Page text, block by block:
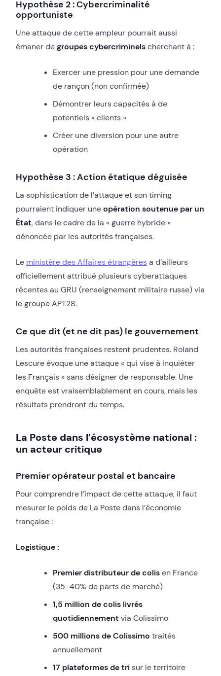
Hypothèse 2 : Cybercriminalité
opportuniste
Une attaque de cette ampleur pourrait aussi
émaner degroupes cybercriminelscherchant à :
Exercer une pression pour une demande
de rançon (non confirmée)
Démontrer leurs capacités à de
potentiels « clients »
Créer une diversion pour une autre
opération
Hypothèse 3 : Action étatique déguisée
La sophistication de l’attaque et son timing
pourraient indiquer uneopération soutenue par un
État, dans le cadre de la « guerre hybride »
dénoncée par les autorités françaises.
Le ministère des Affaires étrangèresa d’ailleurs
officiellement attribué plusieurs cyberattaques
récentes au GRU (renseignement militaire russe) via
le groupe APT28.
Ce que dit (et ne dit pas) le gouvernement
Les autorités françaises restent prudentes. Roland
Lescure évoque une attaque « qui vise à inquiéter
les Français » sans désigner de responsable. Une
enquête est vraisemblablement en cours, mais les
résultats prendront du temps.
La Poste dans l’écosystème national :
un acteur critique
Premier opérateur postal et bancaire
Pour comprendre l’impact de cette attaque, il faut
mesurer le poids de La Poste dans l’économie
française :
Logistique :
Premier distributeur de colisen France
(35-40% de parts de marché)
1,5 million de colis livrés
quotidiennement via Colissimo
500 millions de Colissimo traités
annuellement
17 plateformes de trisur le territoire